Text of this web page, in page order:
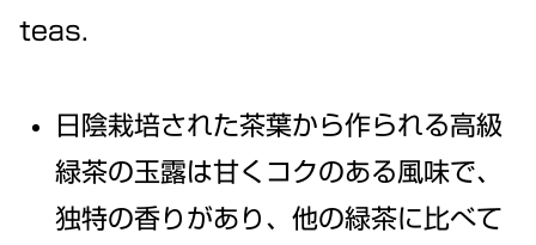
teas.
日陰栽培された茶葉から作られる高級
緑茶の玉露は甘くコクのある風味で、
独特の香りがあり、他の緑茶に比べて